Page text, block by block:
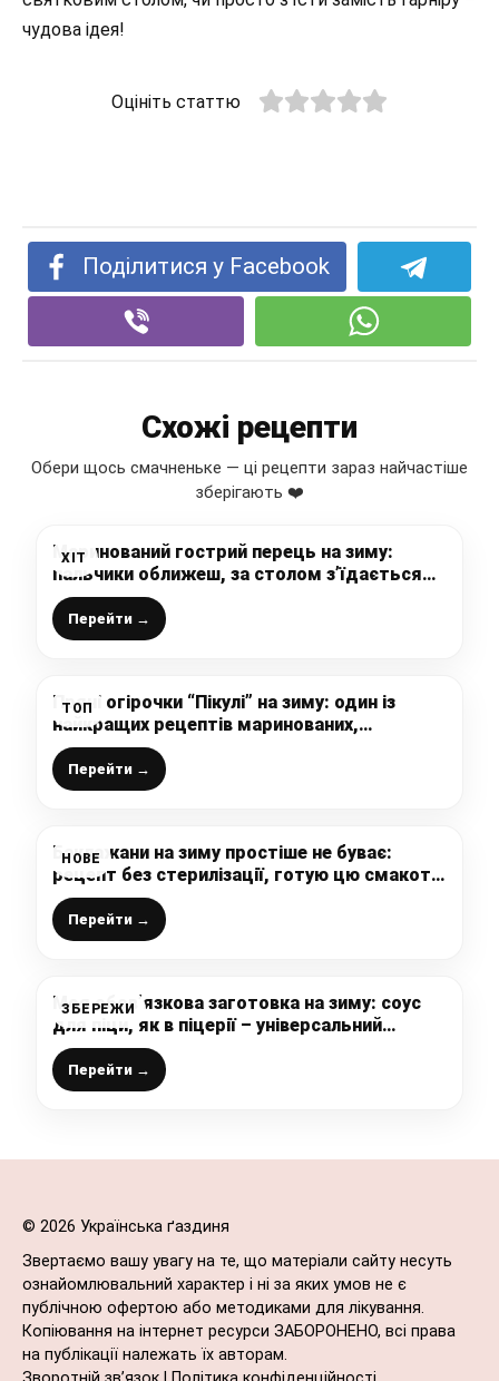
чудова ідея!
Оцініть статтю
Поділитися у Facebook
Схожі рецепти
Обери щось смачненьке — ці рецепти зараз найчастіше
зберігають ❤️
ХІТ
Маринований гострий перець на зиму:
пальчики оближеш, за столом з’їдається
миттєво!
Перейти →
ТОП
Пряні огірочки “Пікулі” на зиму: один із
найкращих рецептів маринованих,
закусочних огірків, це наша улюблена і
постійна заготовка
Перейти →
НОВЕ
Баклажани на зиму простіше не буває:
рецепт без стерилізації, готую цю смакоту
вже багато років
Перейти →
ЗБЕРЕЖИ
Моя обов’язкова заготовка на зиму: соус
для піци, як в піцерії – універсальний
томатний соус
Перейти →
© 2026 Українська ґаздиня
Звертаємо вашу увагу на те, що матеріали сайту несуть
ознайомлювальний характер і ні за яких умов не є
публічною офертою або методиками для лікування.
Копіювання на інтернет ресурси ЗАБОРОНЕНО, всі права
на публікації належать їх авторам.